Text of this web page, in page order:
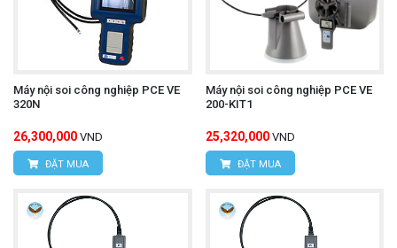
Máy nội soi công nghiệp PCE VE
320N
26,300,000 VND
ĐẶT MUA
Máy nội soi công nghiệp PCE VE
200-KIT1
25,320,000 VND
ĐẶT MUA